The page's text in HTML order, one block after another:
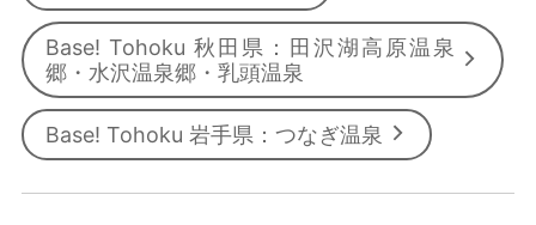
Base! Tohoku 秋田県：田沢湖高原温泉
郷・水沢温泉郷・乳頭温泉
Base! Tohoku 岩手県：つなぎ温泉